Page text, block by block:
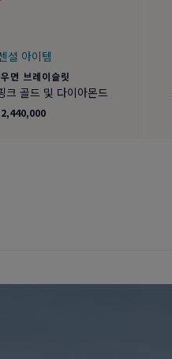
셜 아이템
먼 브레이슬릿
크 골드 및 다이아몬드